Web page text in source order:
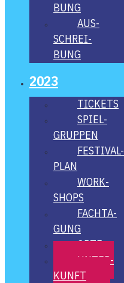
BUNG
AUS­
SCHREI­
BUNG
2023
TICKETS
SPIEL­
GRUP­PEN
FES­­TI­­VAL-
PLAN
WORK­
SHOPS
FACH­TA­
GUNG
ORTE
UNTER­
KUNFT